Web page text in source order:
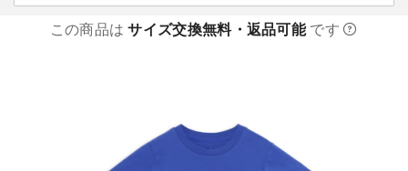
この商品はサイズ交換無料・返品可能です